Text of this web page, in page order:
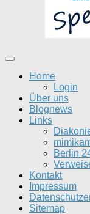
Home
Login
Über uns
Blognews
Links
Berlin
Kontakt
Impressum
Sitemap